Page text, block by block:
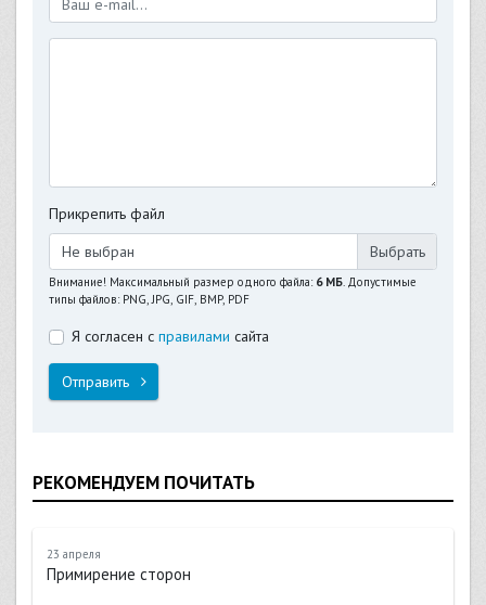
Прикрепить файл
Не выбран
Внимание! Максимальный размер одного файла: 6 МБ. Допустимые
типы файлов: PNG, JPG, GIF, BMP, PDF
Я согласен с правилами сайта
Отправить
РЕКОМЕНДУЕМ ПОЧИТАТЬ
23 апреля
Примирение сторон